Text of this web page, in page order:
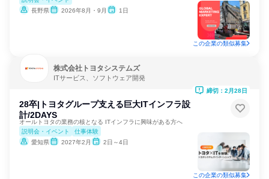
長野県
2026年8月・9月 1日
この企業の類似募集
株式会社トヨタシステムズ
ITサービス、ソフトウェア開発
28卒|トヨタグループ支える巨大ITインフラ設
計/2DAYS
オールトヨタの業務の核となる ITインフラに興味がある方へ
説明会・イベント
仕事体験
愛知県
2027年2月 2日～4日
締切：2月28日
この企業の類似募集